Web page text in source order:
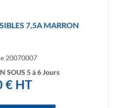
7,5A MARRON
20070007
SOUS 5 à 6 Jours
€ HT